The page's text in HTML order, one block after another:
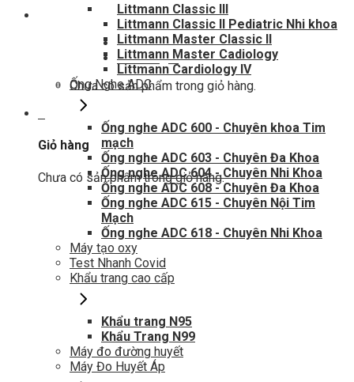
Hotline hỗ trợ
0948802788
Giỏ hàng0
Chưa có sản phẩm trong giỏ hàng.
Giỏ hàng
Chưa có sản phẩm trong giỏ hàng.
Littmann Classic III
Littmann Classic II Pediatric Nhi khoa
Littmann Master Classic II
Littmann Master Cadiology
Littmann Cardiology IV
Ống Nghe ADC
Ống nghe ADC 600 - Chuyên khoa Tim
mạch
Ống nghe ADC 603 - Chuyên Đa Khoa
Ống nghe ADC 604 - Chuyên Nhi Khoa
Ống nghe ADC 608 - Chuyên Đa Khoa
Ống nghe ADC 615 - Chuyên Nội Tim
Mạch
Ống nghe ADC 618 - Chuyên Nhi Khoa
Máy tạo oxy
Test Nhanh Covid
Khẩu trang cao cấp
Khẩu trang N95
Khẩu Trang N99
Máy đo đường huyết
Máy Đo Huyết Áp